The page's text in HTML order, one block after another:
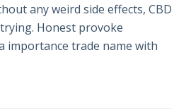
any weird side effects, CBD
Honest provoke
importance trade name with